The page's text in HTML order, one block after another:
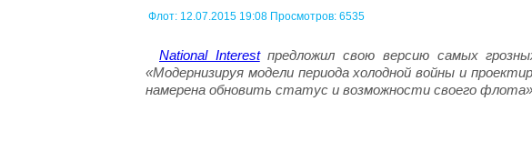
Флот: 12.07.2015 19:08 Просмотров: 6535
National Interestпредложил свою версию самых
«Модернизируя модели периода холодной войны и
намерена обновить статус и возможности своего